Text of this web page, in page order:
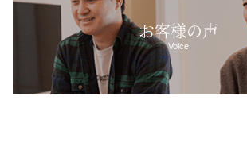
お客様の声
Voice